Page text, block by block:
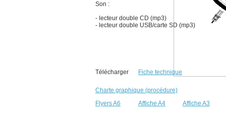
Son :
- lecteur double CD (mp3)
- lecteur double USB/carte SD (mp3)
Télécharger Fiche technique
Charte graphique (procédure)
Flyers A6
Affiche A4 Affiche A3